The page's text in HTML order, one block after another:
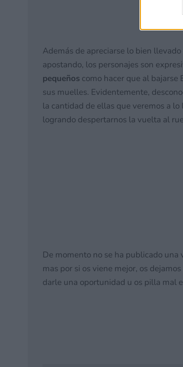
Además de apreciarse lo bien
apostando, los personajes son
pequeños como hacer que al bajarse
sus muelles. Evidentemente,
la cantidad de ellas que veremos a
logrando despertarnos la vuelta al
De momento no se ha publicado
mas por si os viene mejor, os
darle una oportunidad u os pilla mal